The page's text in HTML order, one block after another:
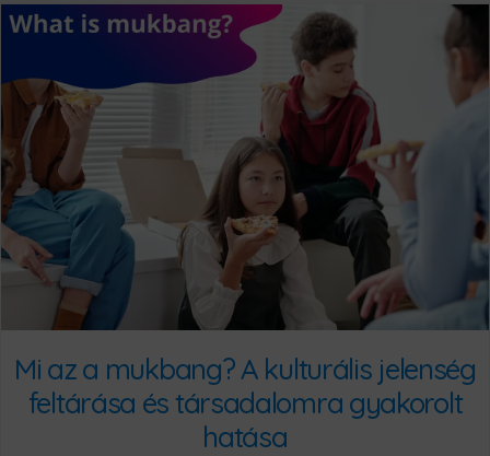
Mi az a mukbang? A kulturális jelenség
feltárása és társadalomra gyakorolt
hatása